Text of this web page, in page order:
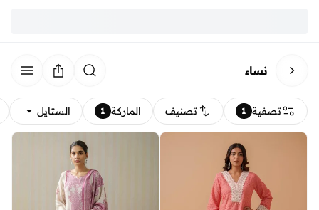
نساء
تصفية 1 تصنيف الماركة 1 الستايل